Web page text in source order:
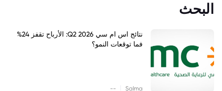
البحث
نتائج اس ام سي Q2 2026: الأرباح تقفز 24%
فما توقعات النمو؟
Salma
--